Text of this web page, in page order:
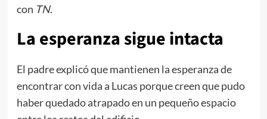
con TN.
La esperanza sigue intacta
El padre explicó que mantienen la esperanza de
encontrar con vida a Lucas porque creen que pudo
haber quedado atrapado en un pequeño espacio